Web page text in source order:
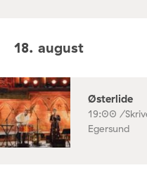
18. august
Østerlide
19:00 /
Egersund